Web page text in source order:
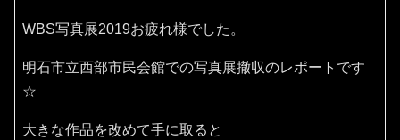
WBS写真展2019お疲れ様でした。
明石市立西部市民会館での写真展撤収のレポートです
☆
大きな作品を改めて手に取ると